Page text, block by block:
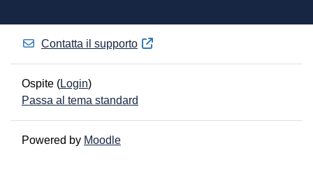
Contatta il supporto
Ospite (Login)
Passa al tema standard
Powered by Moodle